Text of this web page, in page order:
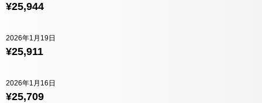
¥25,944
¥25,911
2026年1月19日
¥25,709
2026年1月16日